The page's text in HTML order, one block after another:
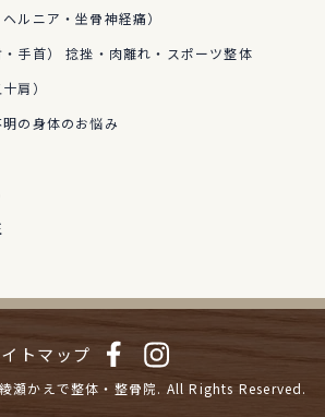
ルニア・坐骨神経痛）
手首） 捻挫・肉離れ・スポーツ整体
肩）
の身体のお悩み
瀬かえで整体・整骨院. All Rights Reserved.
トマップ